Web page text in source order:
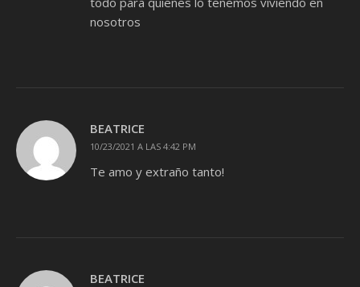
nosotros
BEATRICE
10/23/2021 A LAS 4:42 PM
Te amo y extraño tanto!
BEATRICE